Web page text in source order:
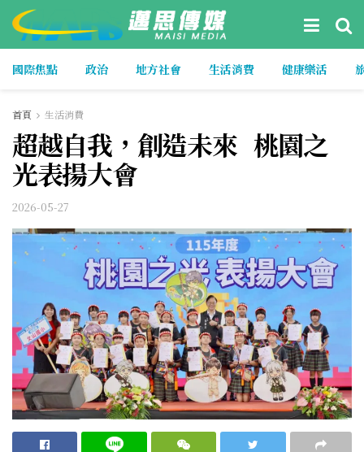
國際焦點 政治 地方社會 生活消費 健康樂活
首頁 生活消費
超越自我，創造未來 桃園之
光表揚大會
2026-05-27